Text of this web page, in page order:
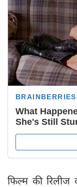
फिल्म की